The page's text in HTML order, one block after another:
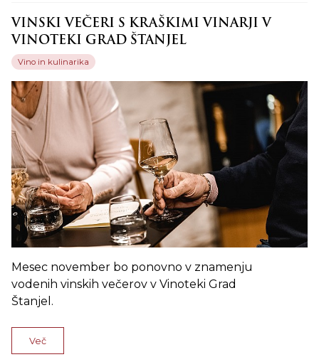
VINSKI VEČERI S KRAŠKIMI VINARJI V
VINOTEKI GRAD ŠTANJEL
Vino in kulinarika
Mesec november bo ponovno v znamenju
vodenih vinskih večerov v Vinoteki Grad
Štanjel.
Več